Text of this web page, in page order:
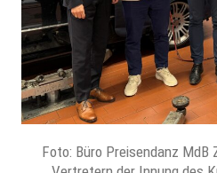
Foto: Büro Preisendanz